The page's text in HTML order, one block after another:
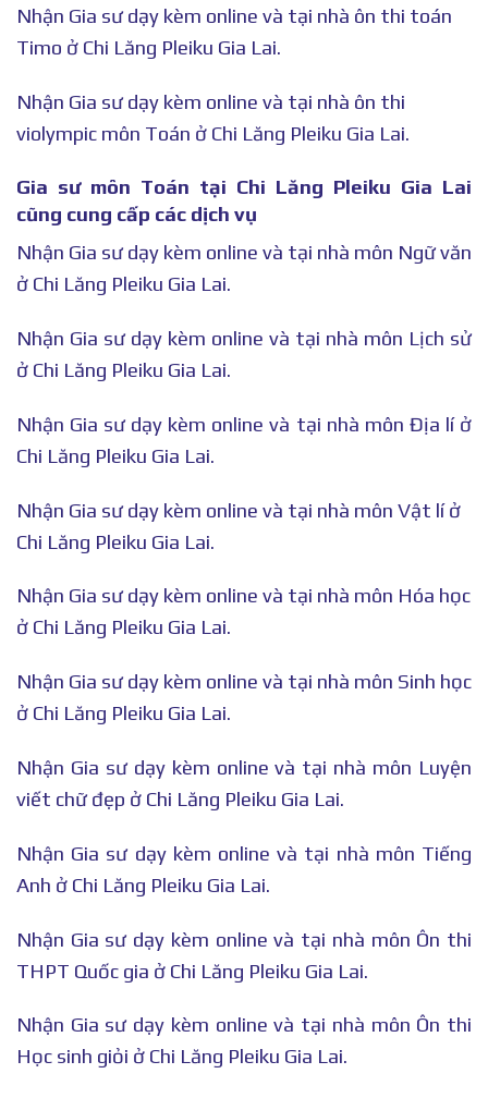
Nhận Gia sư dạy kèm online và tại nhà ôn thi toán
Timo ở Chi Lăng Pleiku Gia Lai.
Nhận Gia sư dạy kèm online và tại nhà ôn thi
violympic môn Toán ở Chi Lăng Pleiku Gia Lai.
Gia sư môn Toán tại Chi Lăng Pleiku Gia Lai
cũng cung cấp các dịch vụ
Nhận Gia sư dạy kèm online và tại nhà môn Ngữ văn
ở Chi Lăng Pleiku Gia Lai.
Nhận Gia sư dạy kèm online và tại nhà môn Lịch sử
ở Chi Lăng Pleiku Gia Lai.
Nhận Gia sư dạy kèm online và tại nhà môn Địa lí ở
Chi Lăng Pleiku Gia Lai.
Nhận Gia sư dạy kèm online và tại nhà môn Vật lí ở
Chi Lăng Pleiku Gia Lai.
Nhận Gia sư dạy kèm online và tại nhà môn Hóa học
ở Chi Lăng Pleiku Gia Lai.
Nhận Gia sư dạy kèm online và tại nhà môn Sinh học
ở Chi Lăng Pleiku Gia Lai.
Nhận Gia sư dạy kèm online và tại nhà môn Luyện
viết chữ đẹp ở Chi Lăng Pleiku Gia Lai.
Nhận Gia sư dạy kèm online và tại nhà môn Tiếng
Anh ở Chi Lăng Pleiku Gia Lai.
Nhận Gia sư dạy kèm online và tại nhà môn Ôn thi
THPT Quốc gia ở Chi Lăng Pleiku Gia Lai.
Nhận Gia sư dạy kèm online và tại nhà môn Ôn thi
Học sinh giỏi ở Chi Lăng Pleiku Gia Lai.